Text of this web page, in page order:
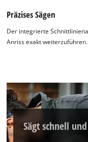
Präzises Sägen
Der integrierte
Anriss exakt weiterzuführen.
Sägt schnell